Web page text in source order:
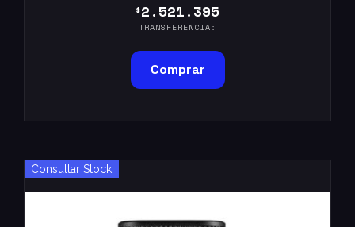
$2.521.395
TRANSFERENCIA:
Comprar
Consultar Stock